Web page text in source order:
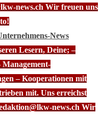
news.ch Wir freuen uns
News
Lesern, Deine; –
Management-
– Kooperationen mit
mit. Uns erreichst
news.ch Wir